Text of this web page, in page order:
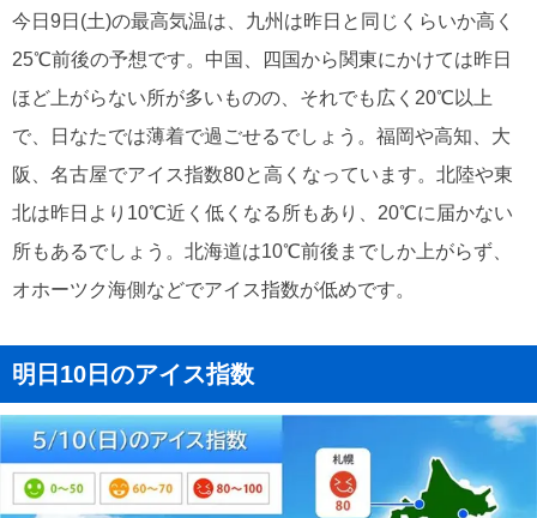
今日9日(土)の最高気温は、九州は昨日と同じくらいか高く
25℃前後の予想です。中国、四国から関東にかけては昨日
ほど上がらない所が多いものの、それでも広く20℃以上
で、日なたでは薄着で過ごせるでしょう。福岡や高知、大
阪、名古屋でアイス指数80と高くなっています。北陸や東
北は昨日より10℃近く低くなる所もあり、20℃に届かない
所もあるでしょう。北海道は10℃前後までしか上がらず、
オホーツク海側などでアイス指数が低めです。
明日10日のアイス指数